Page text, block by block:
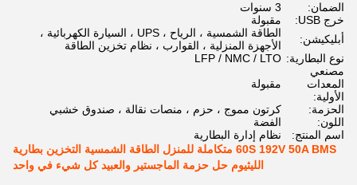
الضمان:
3 سنوات
خرج USB:
مقبولة
أبليكيشن:
الطاقة الشمسية ، الرياح ، UPS ، السيارة الكهربائية ،
الأجهزة المنزلية ، القوارب ، نظام تخزين الطاقة
نوع البطارية: LFP / NMC / LTO
مصنعي
المعدات
الأولية:
مقبولة
الحزمة:
كرتون مموج ، حزم ، منصات نقالة ، صندوق خشبي
اللون:
الفضة
اسم المنتج:
نظام إدارة البطارية
60S 192V 50A BMS متكاملة للمنزل الطاقة الشمسية التخزين بطارية
الليثيوم حل حزمة الماجستير والعبيد كل شيء في واحد